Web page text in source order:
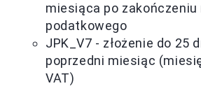
miesiąca po zakończeniu
podatkowego
JPK_V7 - złożenie do 25
poprzedni miesiąc
VAT)